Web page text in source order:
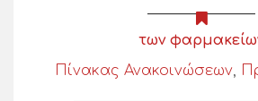
των
Πίνακας Ανακοινώσεων,